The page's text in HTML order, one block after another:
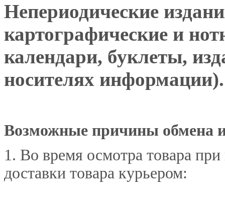
Непериодические
картографические и
календари, буклеты,
носителях информации).
Возможные причины обмена
1. Во время осмотра товара
доставки товара курьером: